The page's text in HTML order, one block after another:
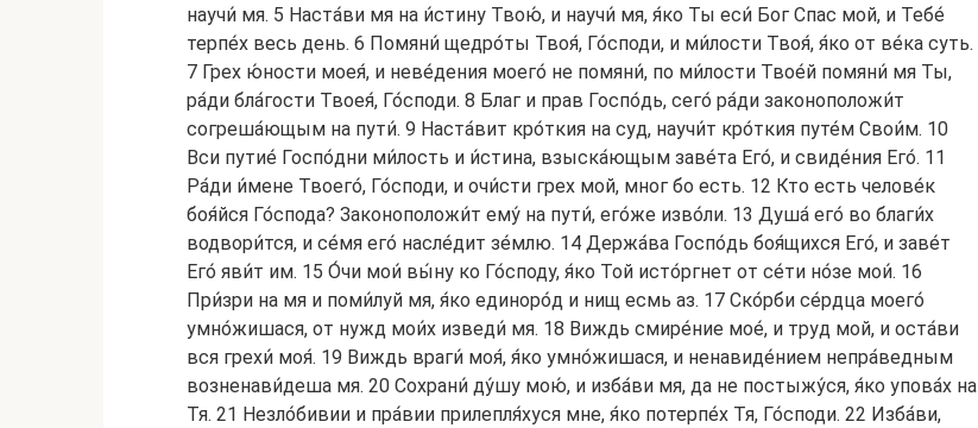
научи́ мя. 5 Наста́ви мя на и́стину Твою́, и научи́ мя, я́ко Ты еси́ Бог Спас мой, и Тебе́
терпе́х весь день. 6 Помяни́ щедро́ты Твоя́, Го́споди, и ми́лости Твоя́, я́ко от ве́ка суть.
7 Грех ю́ности моея́, и неве́дения моего́ не помяни́, по ми́лости Твое́й помяни́ мя Ты,
ра́ди бла́гости Твоея́, Го́споди. 8 Благ и прав Госпо́дь, сего́ ра́ди законоположи́т
согреша́ющым на пути́. 9 Наста́вит кро́ткия на суд, научи́т кро́ткия путе́м Свои́м. 10
Вси путие́ Госпо́дни ми́лость и и́стина, взыска́ющым заве́та Его́, и свиде́ния Его́. 11
Ра́ди и́мене Твоего́, Го́споди, и очи́сти грех мой, мног бо есть. 12 Кто есть челове́к
боя́йся Го́спода? Законоположи́т eму́ на пути́, eго́же изво́ли. 13 Душа́ eго́ во благи́х
водвори́тся, и се́мя eго́ насле́дит зе́млю. 14 Держа́ва Госпо́дь боя́щихся Его́, и заве́т
Его́ яви́т им. 15 О́чи мои́ вы́ну ко Го́споду, я́ко Той исто́ргнет от се́ти но́зе мои́. 16
При́зри на мя и поми́луй мя, я́ко единоро́д и нищ есмь аз. 17 Ско́рби се́рдца моего́
умно́жишася, от нужд мои́х изведи́ мя. 18 Виждь смире́ние мое́, и труд мой, и оста́ви
вся грехи́ моя́. 19 Виждь враги́ моя́, я́ко умно́жишася, и ненавиде́нием непра́ведным
возненави́деша мя. 20 Сохрани́ ду́шу мою́, и изба́ви мя, да не постыжу́ся, я́ко упова́х на
Тя. 21 Незло́бивии и пра́вии прилепля́хуся мне, я́ко потерпе́х Тя, Го́споди. 22 Изба́ви,